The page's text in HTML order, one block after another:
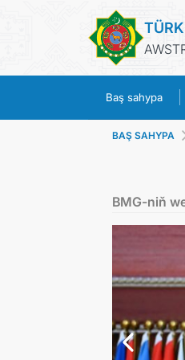
Baş sahypa
BAŞ SAHYPA
BMG-niň